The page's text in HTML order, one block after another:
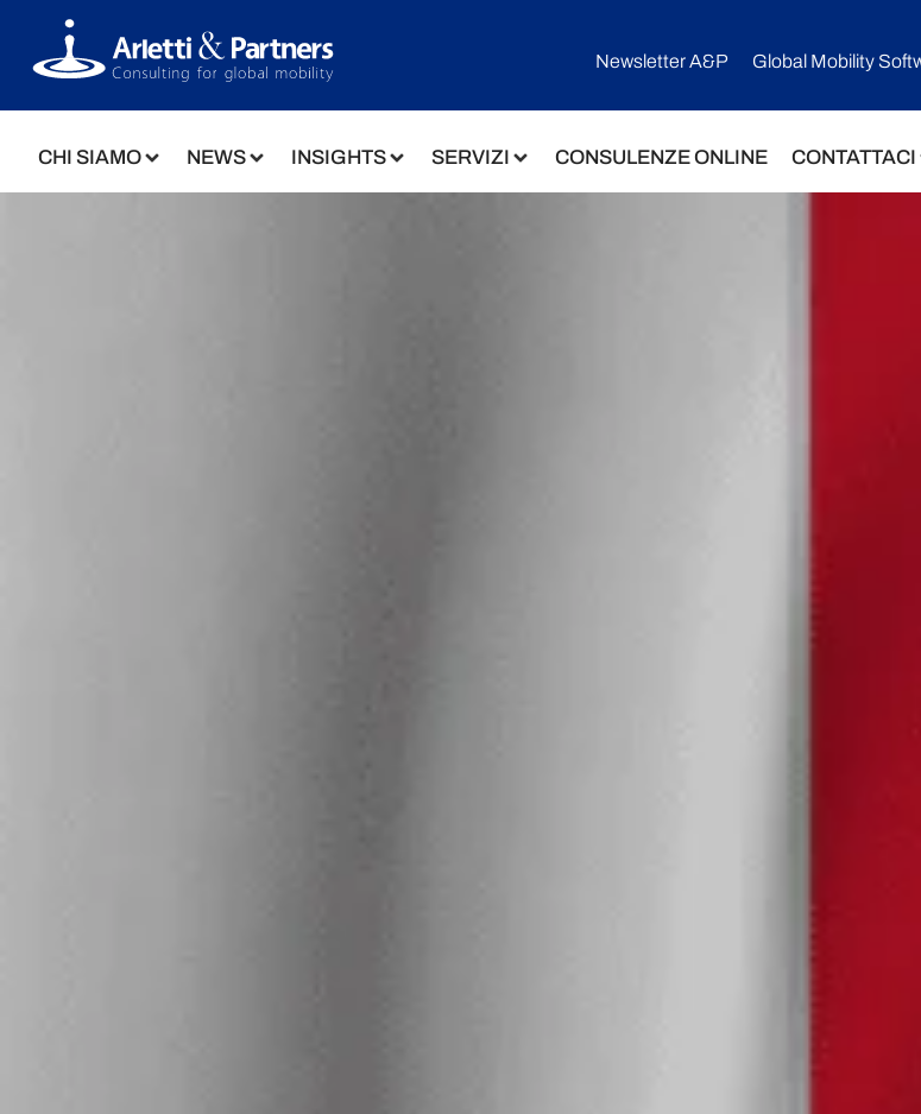
Newsletter A&P Global Mobility
CHI SIAMO NEWS INSIGHTS SERVIZI CONSULENZE ONLINE CONTATTACI